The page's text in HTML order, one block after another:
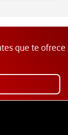
que te ofrece